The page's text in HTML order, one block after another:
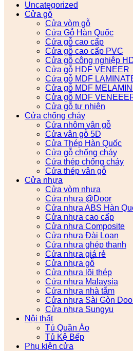
Uncategorized
Cửa gỗ
Cửa vòm gỗ
Cửa Gỗ Hàn Quốc
Cửa gỗ cao cấp
Cửa gỗ cao cấp PVC
Cửa gỗ công nghiệp
Cửa gỗ HDF VENEER
Cửa gỗ MDF
Cửa gỗ MDF
Cửa gỗ MDF
Cửa gỗ tự nhiên
Cửa chống cháy
Cửa nhôm vân gỗ
Cửa vân gỗ 5D
Cửa Thép Hàn Quốc
Cửa gỗ chống cháy
Cửa thép chống cháy
Cửa thép vân gỗ
Cửa nhựa
Cửa vòm nhựa
Cửa nhựa @Door
Cửa nhựa ABS Hàn
Cửa nhựa cao cấp
Cửa nhựa Composite
Cửa nhựa Đài Loan
Cửa nhựa ghép thanh
Cửa nhựa giá rẻ
Cửa nhựa gỗ
Cửa nhựa lõi thép
Cửa nhựa Malaysia
Cửa nhựa nhà tắm
Cửa nhựa Sài Gòn
Cửa nhựa Sungyu
Nội thất
Tủ Quần Áo
Tủ Kệ Bếp
Phụ kiện cửa